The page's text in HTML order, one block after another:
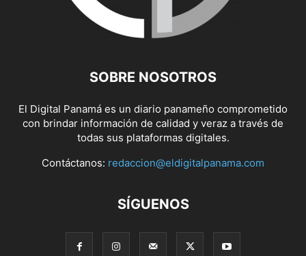
SOBRE NOSOTROS
El Digital Panamá es un diario panameño comprometido
con brindar información de calidad y veraz a través de
todas sus plataformas digitales.
Contáctanos: redaccion@eldigitalpanama.com
SÍGUENOS